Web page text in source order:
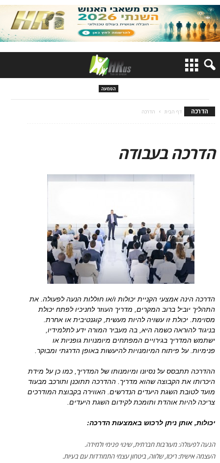
הטמעה
הדרכה דף הבית הדרכה
הדרכה בעבודה
הדרכה הינה אמצעי הקניית יכולות ו/או חוללות הנעה לפעולה. את
התהליך יוביל ברוב המקרים, מדריך העוזר לחניכיו לפתח יכולת
מסוימת. יכולת זו עשויה להיות מעשית, קוגנטיבית או אחרת.
בניגוד להוראה כשמה היא, בה מעביר המורה ידע לתלמידיו,
ישתמש המדריך בגירויים המפתחים מיומנויות גופניות או
פנימיות. על פיתוח המיומנויות להיעשות באופן הדרגתי ומבוקר.
ההדרכה תתבסס על נסיונו ומיומנותו של המדריך, כמו כן על מידת
היכרותו את הקבוצה שהוא מדריך. ההדרכה תתוכנן ותורכב מבעוד
מועד לטובת השגת היעדים הנדרשים. האווירה בקבוצת המודרכים
צריכה להיות אוהדת ותומכת לקידום השגת היעדים.
יכולות, אותן ניתן לרכוש באמצעות הדרכה:
הנעה לפעולה: מעורבות חברתית, שינוי פנימי ולמידה.
העצמה אישית: ריכוז, שלווה, ביטחון עצמי התמודדות עם בעיות.